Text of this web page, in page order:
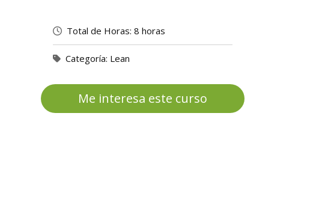
Total de Horas: 8 horas
Categoría: Lean
Me interesa este curso